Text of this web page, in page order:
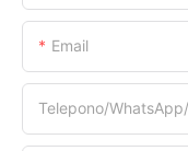
Email
Telepono/